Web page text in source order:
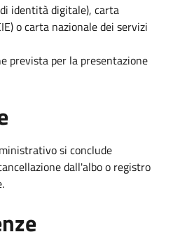
identità digitale), carta
o carta nazionale dei servizi
prevista per la presentazione
si conclude
dall'albo o registro